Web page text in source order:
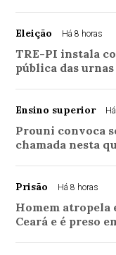
Eleição Há 8 horas
TRE-PI instala
pública das
Ensino superior
Prouni convoca
chamada nesta
Prisão Há 8 horas
Homem atropela
Ceará e é preso